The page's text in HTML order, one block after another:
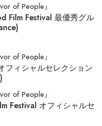
of People』
Film Festival 最優秀グル
of People』
フィシャルセレクション
of People』
Festival オフィシャルセ